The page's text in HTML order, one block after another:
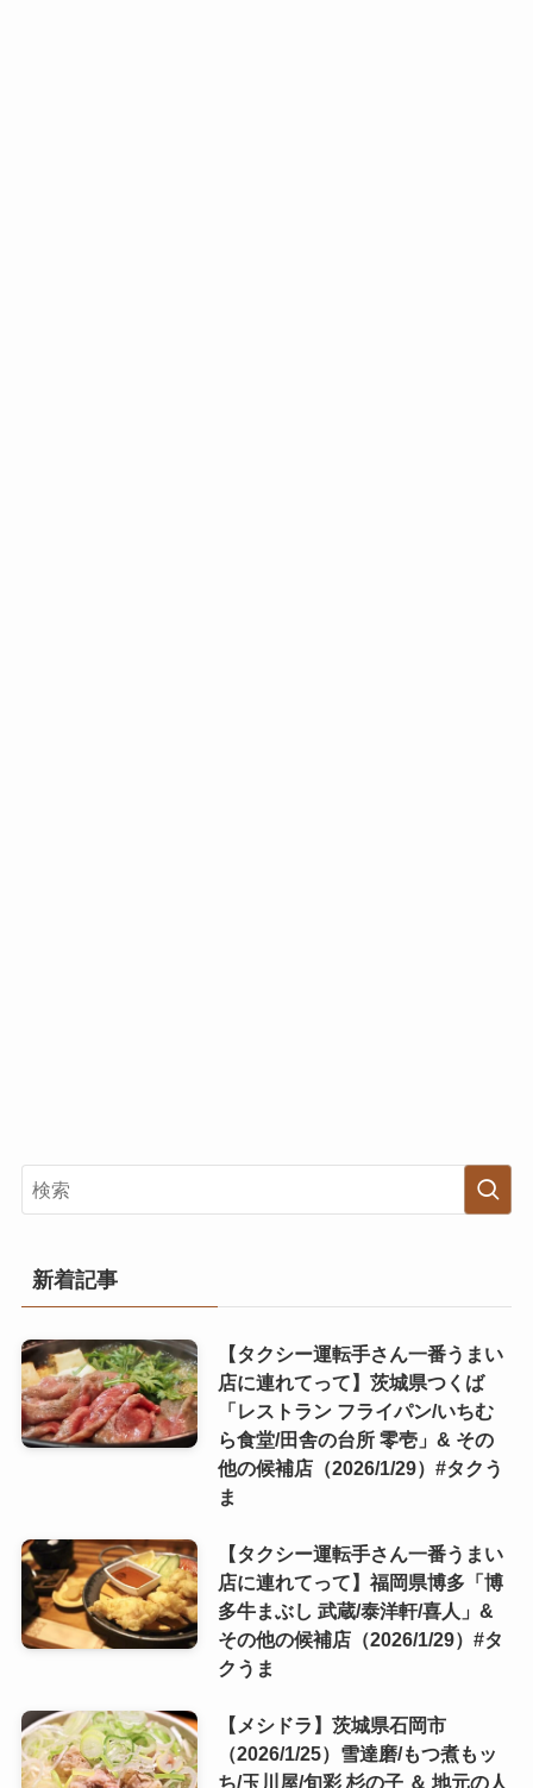
新着記事
【タクシー運転手さん一番うまい
店に連れてって】茨城県つくば
「レストラン フライパン/いちむ
ら食堂/田舎の台所 零壱」& その
他の候補店（2026/1/29）#タクう
ま
【タクシー運転手さん一番うまい
店に連れてって】福岡県博多「博
多牛まぶし 武蔵/泰洋軒/喜人」&
その他の候補店（2026/1/29）#タ
クうま
【メシドラ】茨城県石岡市
（2026/1/25）雪達磨/もつ煮もッ
ち/玉川屋/旬彩 杉の子 ＆ 地元の人